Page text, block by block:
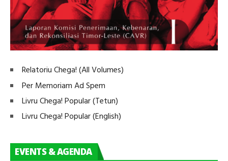
Relatoriu Chega! (All Volumes)
Per Memoriam Ad Spem
Livru Chega! Popular (Tetun)
Livru Chega! Popular (English)
EVENTS & AGENDA